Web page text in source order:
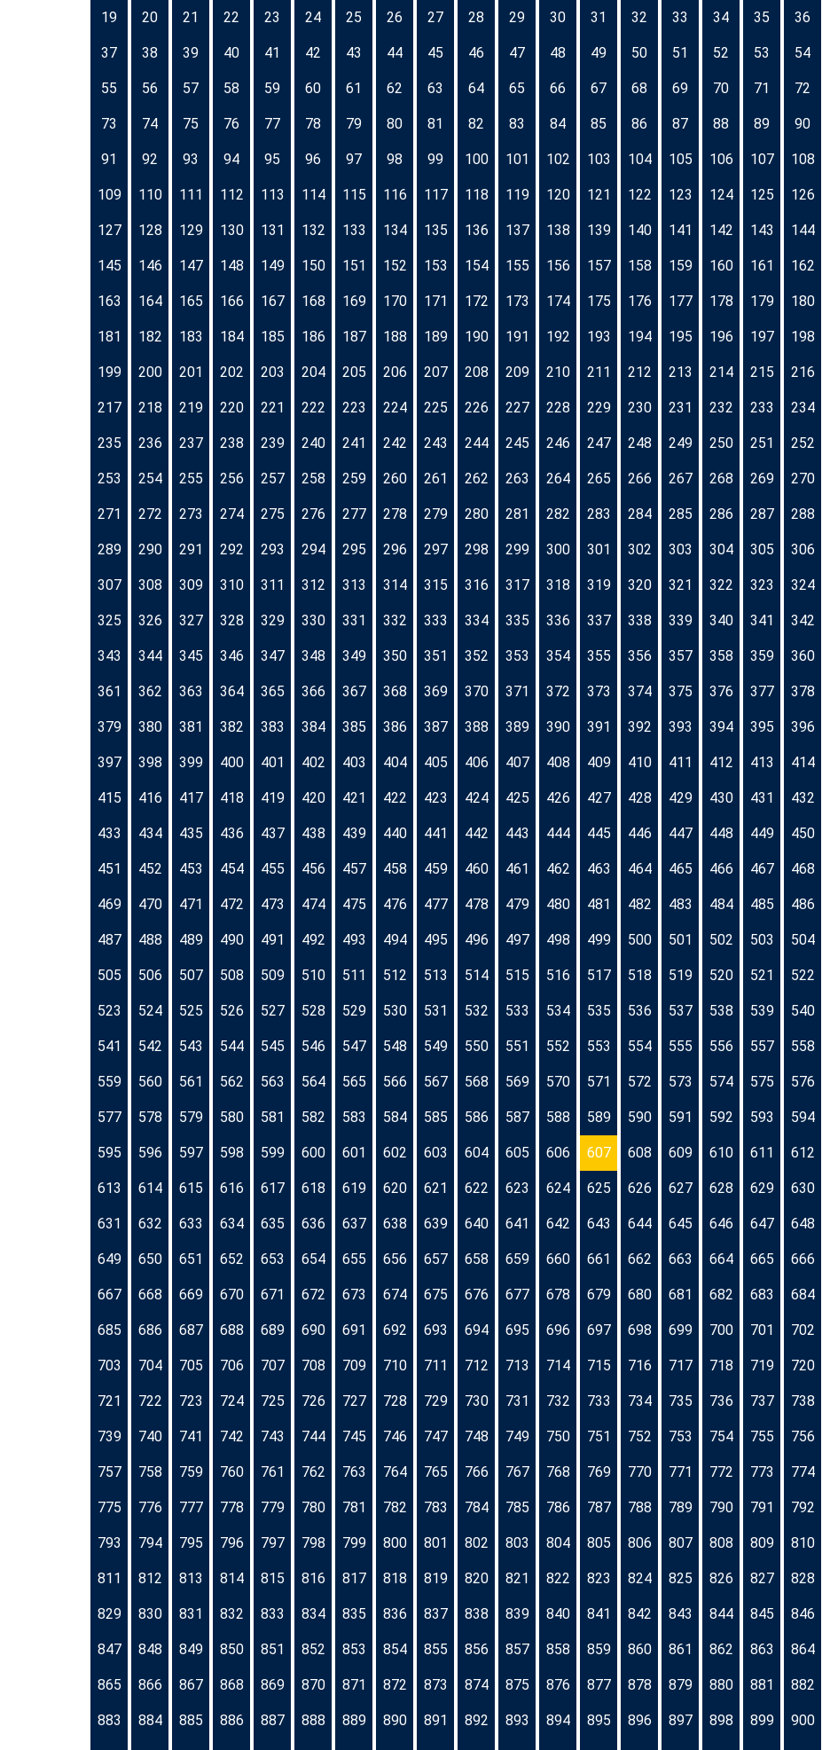
19 20 21 22 23 24 25 26 27 28 29 30 31 32 33 34 35 36
37 38 39 40 41 42 43 44 45 46 47 48 49 50 51 52 53 54
55 56 57 58 59 60 61 62 63 64 65 66 67 68 69 70 71 72
73 74 75 76 77 78 79 80 81 82 83 84 85 86 87 88 89 90
91 92 93 94 95 96 97 98 99 100 101 102 103 104 105 106 107 108
109 110 111 112 113 114 115 116 117 118 119 120 121 122 123 124 125 126
127 128 129 130 131 132 133 134 135 136 137 138 139 140 141 142 143 144
145 146 147 148 149 150 151 152 153 154 155 156 157 158 159 160 161 162
163 164 165 166 167 168 169 170 171 172 173 174 175 176 177 178 179 180
181 182 183 184 185 186 187 188 189 190 191 192 193 194 195 196 197 198
199 200 201 202 203 204 205 206 207 208 209 210 211 212 213 214 215 216
217 218 219 220 221 222 223 224 225 226 227 228 229 230 231 232 233 234
235 236 237 238 239 240 241 242 243 244 245 246 247 248 249 250 251 252
253 254 255 256 257 258 259 260 261 262 263 264 265 266 267 268 269 270
271 272 273 274 275 276 277 278 279 280 281 282 283 284 285 286 287 288
289 290 291 292 293 294 295 296 297 298 299 300 301 302 303 304 305 306
307 308 309 310 311 312 313 314 315 316 317 318 319 320 321 322 323 324
325 326 327 328 329 330 331 332 333 334 335 336 337 338 339 340 341 342
343 344 345 346 347 348 349 350 351 352 353 354 355 356 357 358 359 360
361 362 363 364 365 366 367 368 369 370 371 372 373 374 375 376 377 378
379 380 381 382 383 384 385 386 387 388 389 390 391 392 393 394 395 396
397 398 399 400 401 402 403 404 405 406 407 408 409 410 411 412 413 414
415 416 417 418 419 420 421 422 423 424 425 426 427 428 429 430 431 432
433 434 435 436 437 438 439 440 441 442 443 444 445 446 447 448 449 450
451 452 453 454 455 456 457 458 459 460 461 462 463 464 465 466 467 468
469 470 471 472 473 474 475 476 477 478 479 480 481 482 483 484 485 486
487 488 489 490 491 492 493 494 495 496 497 498 499 500 501 502 503 504
505 506 507 508 509 510 511 512 513 514 515 516 517 518 519 520 521 522
523 524 525 526 527 528 529 530 531 532 533 534 535 536 537 538 539 540
541 542 543 544 545 546 547 548 549 550 551 552 553 554 555 556 557 558
559 560 561 562 563 564 565 566 567 568 569 570 571 572 573 574 575 576
577 578 579 580 581 582 583 584 585 586 587 588 589 590 591 592 593 594
595 596 597 598 599 600 601 602 603 604 605 606 607 608 609 610 611 612
613 614 615 616 617 618 619 620 621 622 623 624 625 626 627 628 629 630
631 632 633 634 635 636 637 638 639 640 641 642 643 644 645 646 647 648
649 650 651 652 653 654 655 656 657 658 659 660 661 662 663 664 665 666
667 668 669 670 671 672 673 674 675 676 677 678 679 680 681 682 683 684
685 686 687 688 689 690 691 692 693 694 695 696 697 698 699 700 701 702
703 704 705 706 707 708 709 710 711 712 713 714 715 716 717 718 719 720
721 722 723 724 725 726 727 728 729 730 731 732 733 734 735 736 737 738
739 740 741 742 743 744 745 746 747 748 749 750 751 752 753 754 755 756
757 758 759 760 761 762 763 764 765 766 767 768 769 770 771 772 773 774
775 776 777 778 779 780 781 782 783 784 785 786 787 788 789 790 791 792
793 794 795 796 797 798 799 800 801 802 803 804 805 806 807 808 809 810
811 812 813 814 815 816 817 818 819 820 821 822 823 824 825 826 827 828
829 830 831 832 833 834 835 836 837 838 839 840 841 842 843 844 845 846
847 848 849 850 851 852 853 854 855 856 857 858 859 860 861 862 863 864
865 866 867 868 869 870 871 872 873 874 875 876 877 878 879 880 881 882
883 884 885 886 887 888 889 890 891 892 893 894 895 896 897 898 899 900